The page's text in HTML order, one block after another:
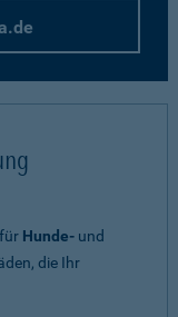
Hunde- und
die Ihr